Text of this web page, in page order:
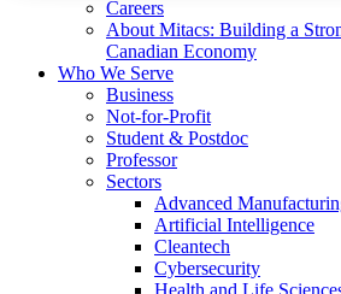
Careers
About Mitacs: Building a
Canadian Economy
Who We Serve
Business
Not-for-Profit
Student & Postdoc
Professor
Sectors
Advanced
Artificial Intelligence
Cleantech
Cybersecurity
Health and Life